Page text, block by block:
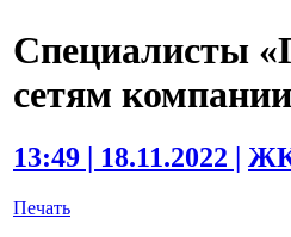
Специалисты
сетям
13:49 | 18.11.2022 |
Печать